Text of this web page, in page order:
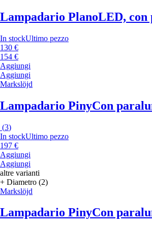
Lampadario PlanoLED, con
In stockUltimo pezzo
130 €
154 €
Aggiungi
Aggiungi
Markslöjd
Lampadario PinyCon
(3)
In stockUltimo pezzo
197 €
Aggiungi
Aggiungi
altre varianti
+ Diametro (2)
Markslöjd
Lampadario PinyCon